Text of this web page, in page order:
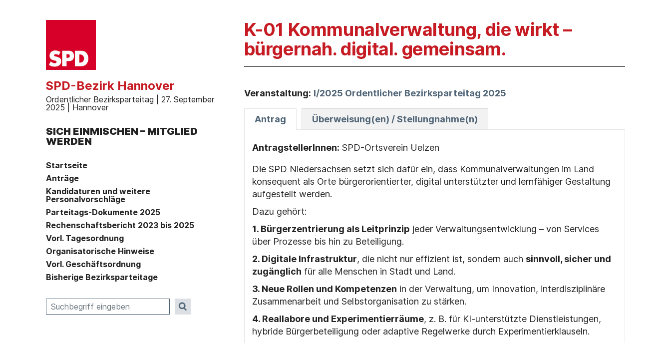
SPD-Bezirk Hannover
Ordentlicher Bezirksparteitag | 27. September
2025 | Hannover
SICH EINMISCHEN – MITGLIED
WERDEN
Startseite
Anträge
Kandidaturen und weitere
Personalvorschläge
Parteitags-Dokumente 2025
Rechenschaftsbericht 2023 bis 2025
Vorl. Tagesordnung
Organisatorische Hinweise
Vorl. Geschäftsordnung
Bisherige Bezirksparteitage
Suche nach:
K-01 Kommunalverwaltung, die wirkt –
bürgernah. digital. gemeinsam.
Veranstaltung: I/2025 Ordentlicher Bezirksparteitag 2025
Antrag Überweisung(en) / Stellungnahme(n)
AntragstellerInnen: SPD-Ortsverein Uelzen
Die SPD Niedersachsen setzt sich dafür ein, dass Kommunalverwaltungen im Land
konsequent als Orte bürgerorientierter, digital unterstützter und lernfähiger Gestaltung
aufgestellt werden.
Dazu gehört:
1. Bürgerzentrierung als Leitprinzip jeder Verwaltungsentwicklung – von Services
über Prozesse bis hin zu Beteiligung.
2. Digitale Infrastruktur, die nicht nur effizient ist, sondern auch sinnvoll, sicher und
zugänglich für alle Menschen in Stadt und Land.
3. Neue Rollen und Kompetenzen in der Verwaltung, um Innovation, interdisziplinäre
Zusammenarbeit und Selbstorganisation zu stärken.
4. Reallabore und Experimentierräume, z. B. für KI-unterstützte Dienstleistungen,
hybride Bürgerbeteiligung oder adaptive Regelwerke durch Experimentierklauseln.